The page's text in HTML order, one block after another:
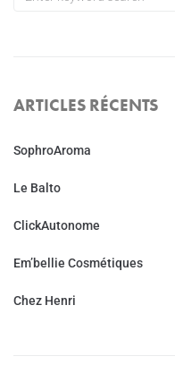
ARTICLES RÉCENTS
SophroAroma
Le Balto
ClickAutonome
Em’bellie Cosmétiques
Chez Henri